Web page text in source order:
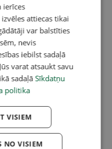
ierīces
attiecas tikai
var balstīties
nevis
iebilst sadaļā
varat atsaukt savu
sadaļā Sīkdatņu
politika
VISIEM
NO VISIEM